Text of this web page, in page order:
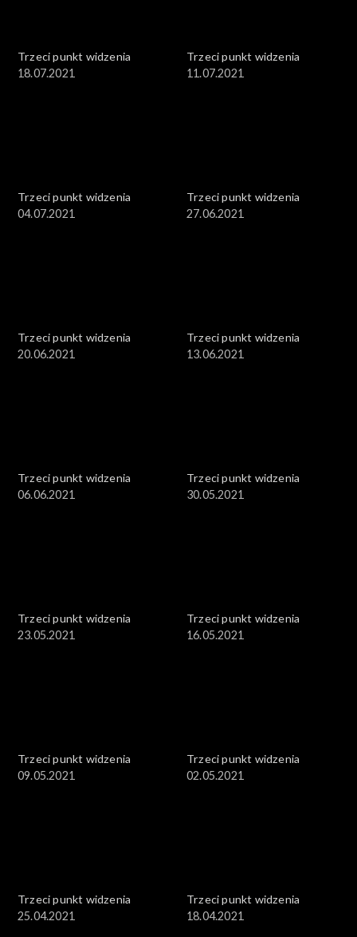
Trzeci punkt widzenia
18.07.2021
Trzeci punkt widzenia
11.07.2021
Trzeci punkt widzenia
04.07.2021
Trzeci punkt widzenia
27.06.2021
Trzeci punkt widzenia
20.06.2021
Trzeci punkt widzenia
13.06.2021
Trzeci punkt widzenia
06.06.2021
Trzeci punkt widzenia
30.05.2021
Trzeci punkt widzenia
23.05.2021
Trzeci punkt widzenia
16.05.2021
Trzeci punkt widzenia
09.05.2021
Trzeci punkt widzenia
02.05.2021
Trzeci punkt widzenia
25.04.2021
Trzeci punkt widzenia
18.04.2021